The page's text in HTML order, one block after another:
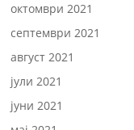
октомври 2021
септември 2021
август 2021
јули 2021
јуни 2021